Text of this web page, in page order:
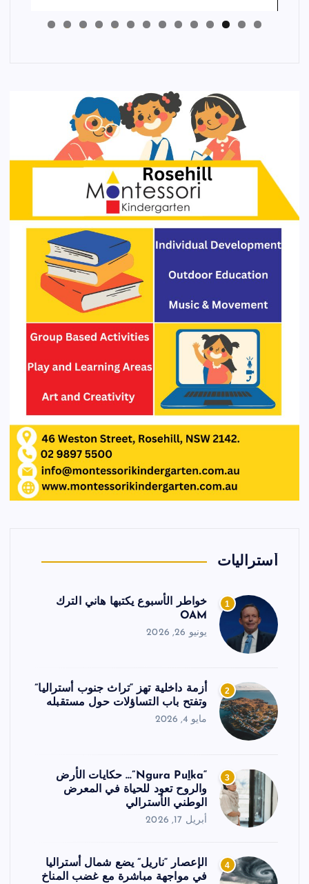
أستراليات
1
خواطر الأسبوع يكتبها هاني الترك
OAM
يونيو 26, 2026
2
أزمة داخلية تهز “تراث جنوب أستراليا”
وتفتح باب التساؤلات حول مستقبله
مايو 4, 2026
3
“Ngura Puḻka”… حكايات الأرض
والروح تعود للحياة في المعرض
الوطني الأسترالي
أبريل 17, 2026
4
الإعصار “ناريل” يضع شمال أستراليا
في مواجهة مباشرة مع غضب المناخ